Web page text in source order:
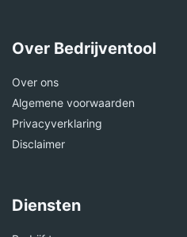
Over Bedrijventool
Over ons
Algemene voorwaarden
Privacyverklaring
Disclaimer
Diensten